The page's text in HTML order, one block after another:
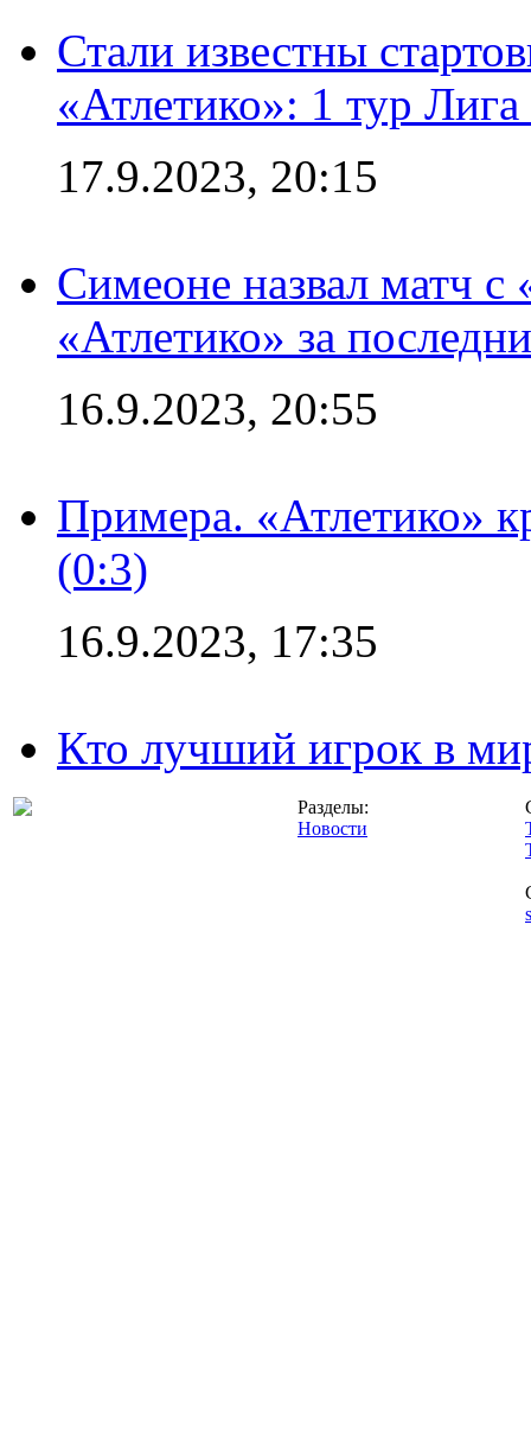
Стали известны
«Атлетико»: 1 тур
17.9.2023, 20:15
Симеоне назвал матч
«Атлетико» за
16.9.2023, 20:55
Примера. «Атлетико»
(0:3)
16.9.2023, 17:35
Кто лучший игрок в
Разделы:
Новости